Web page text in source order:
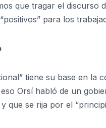
que tragar el discurso
para los
tiene su base en la
Orsí habló de un
que se rija por el